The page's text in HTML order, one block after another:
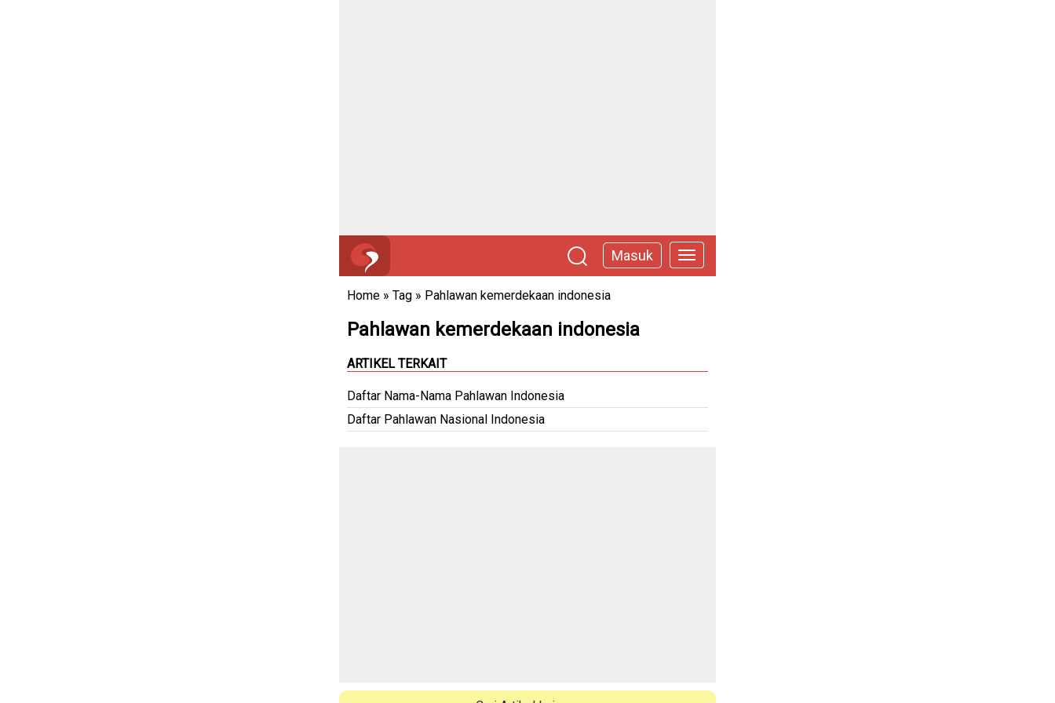
Masuk
Home » Tag » Pahlawan kemerdekaan indonesia
Pahlawan kemerdekaan indonesia
ARTIKEL TERKAIT
Daftar Nama-Nama Pahlawan Indonesia
Daftar Pahlawan Nasional Indonesia